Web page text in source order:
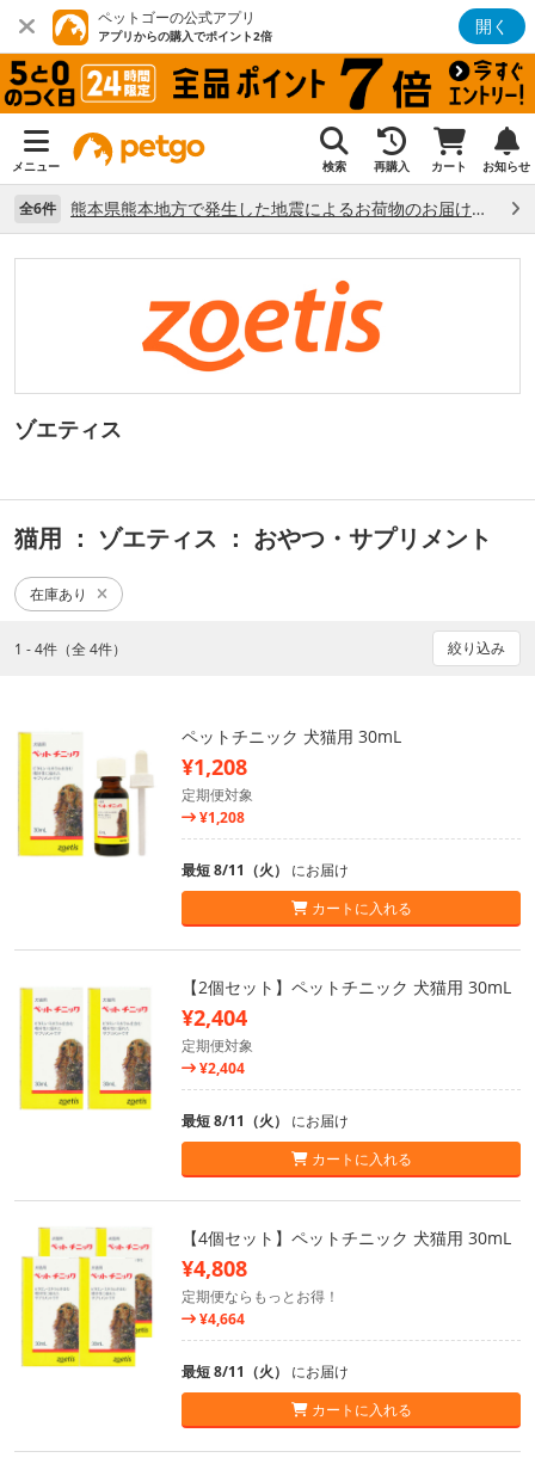
ペットゴーの公式アプリ
アプリからの購入でポイント2倍 開く
メニュー 検索 再購入 カート お知らせ
全6件 熊本県熊本地方で発生した地震によるお荷物のお届け状況について （7/28）
ゾエティス
猫用 ： ゾエティス ： おやつ・サプリメント
在庫あり
1 - 4件（全 4件） 絞り込み
ペットチニック 犬猫用 30mL
¥1,208
定期便対象
¥1,208
最短 8/11（火） にお届け
カートに入れる
【2個セット】ペットチニック 犬猫用 30mL
¥2,404
定期便対象
¥2,404
最短 8/11（火） にお届け
カートに入れる
【4個セット】ペットチニック 犬猫用 30mL
¥4,808
定期便ならもっとお得！
¥4,664
最短 8/11（火） にお届け
カートに入れる